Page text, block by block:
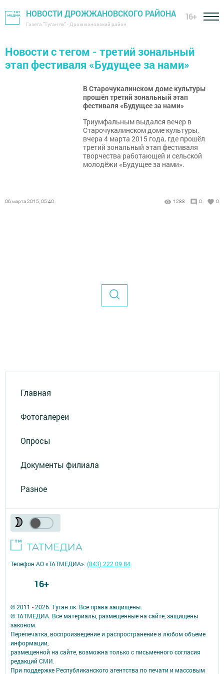
НОВОСТИ ДРОЖЖАНОВСКОГО РАЙОНА
Газета "Туган як" - Дрожжановский район
16+
Новости с тегом - третий зональный
этап фестиваля «Будущее за нами»
В Старочукалинском доме культуры
прошёл третий зональный этап
фестиваля «Будущее за нами»
Триумфальным выдался вечер в
Старочукалинском доме культуры,
вчера 4 марта 2015 года, где прошёл
третий зональный этап фестиваля
творчества работающей и сельской
молодёжи «Будущее за нами».
06 марта 2015, 05:40 1288 0 0
Главная
Фотогалереи
Опросы
Документы филиала
Разное
© 2011 - 2026. Туган як. Все права защищены.
© ТАТМЕДИА. Все материалы, размещенные на сайте, защищены
законом.
Перепечатка, воспроизведение и распространение в любом объеме
информации,
размещенной на сайте, возможна только с письменного согласия
редакций СМИ.
При поддержке Республиканского агентства по печати и массовым
Телефон АО «ТАТМЕДИА»:(843) 222 09 84
16+